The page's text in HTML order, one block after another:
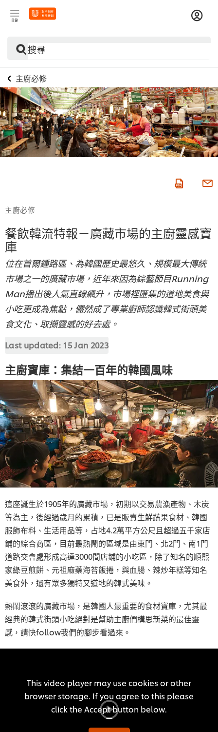
目錄
搜尋
主廚必修
主廚必修
餐飲韓流特報－廣藏市場的主廚靈感寶
庫
位在首爾鍾路區、為韓國歷史最悠久、規模最大傳統
市場之一的廣藏市場，近年來因為綜藝節目Running
Man播出後人氣直線飆升，市場裡匯集的道地美食與
小吃更成為焦點，儼然成了專業廚師認識韓式街頭美
食文化、取擷靈感的好去處。
Last updated: 15 Jan 2023
主廚寶庫：集結一百年的韓國風味
這座誕生於1905年的廣藏市場，初期以交易農漁產物、木炭
等為主，後經過歲月的累積，已是販賣生鮮蔬果食材、韓國
服飾布料、生活用品等，占地4.2萬平方公尺且超過五千家店
鋪的綜合商區，目前最熱鬧的區域是由東門、北2門、南1門
道路交會處形成高達3000間店鋪的小吃區，除了知名的順熙
家綠豆煎餅、元祖麻藥海苔飯捲，與血腸、辣炒年糕等知名
美食外，還有眾多獨特又道地的韓式美味。
熱鬧滾滾的廣藏市場，是韓國人最重要的食材寶庫，尤其最
經典的韓式街頭小吃絕對是幫助主廚們構思新菜的最佳靈
感，請快follow我們的腳步看過來。
This video player may use cookies or other
browser storage. If you agree to this please
click the Accept button below.